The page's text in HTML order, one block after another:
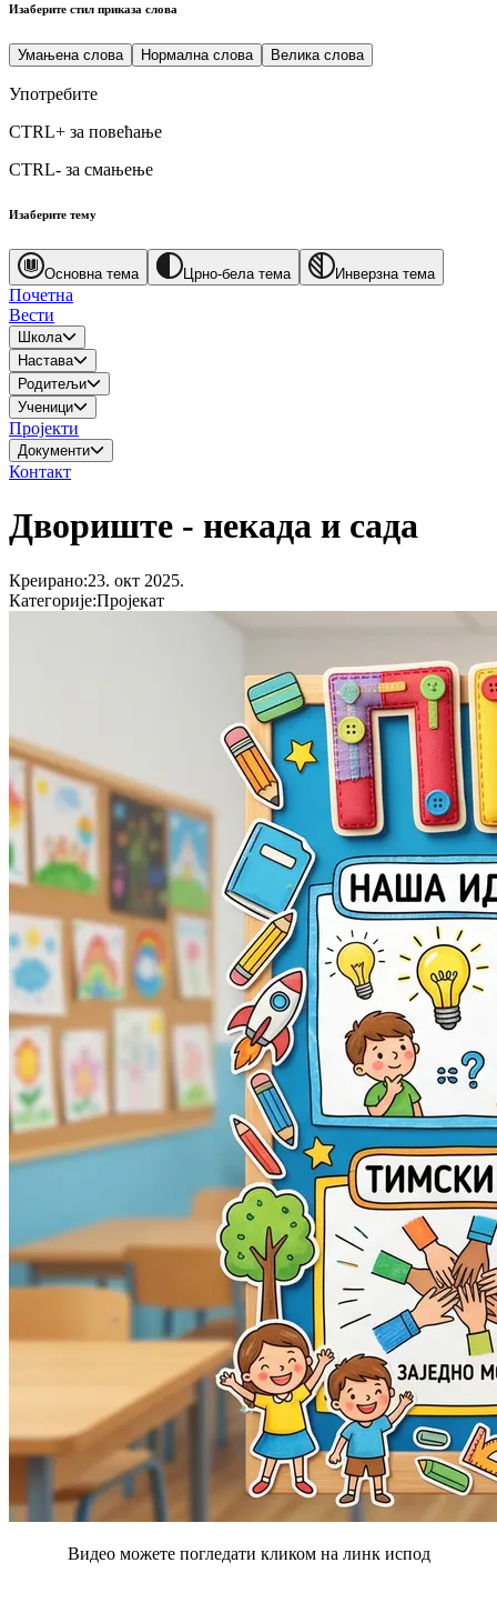
Изаберите стил приказа слова
Умањена слова Нормална слова Велика слова
Употребите
CTRL+ за повећање
CTRL- за смањење
Изаберите тему
Основна тема Црно-бела тема Инверзна тема
Почетна
Вести
Школа
Настава
Родитељи
Ученици
Пројекти
Документи
Контакт
Двориште - некада и сада
Креирано:23. окт 2025.
Категорије:Пројекат
Видео можете погледати кликом на линк испод